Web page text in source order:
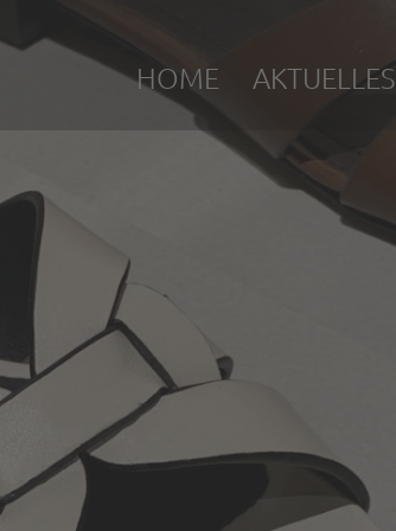
HOME AKTUELLES
Newsletter und bleiben Sie immer auf